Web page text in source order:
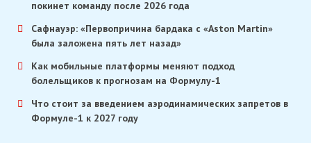
покинет команду после 2026 года
Сафнауэр: «Первопричина бардака с «Aston Martin»
была заложена пять лет назад»
Как мобильные платформы меняют подход
болельщиков к прогнозам на Формулу-1
Что стоит за введением аэродинамических запретов в
Формуле-1 к 2027 году